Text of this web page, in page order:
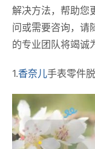
解决方法，帮助您
问或需要咨询，请
的专业团队将竭诚
1.香奈儿手表零件